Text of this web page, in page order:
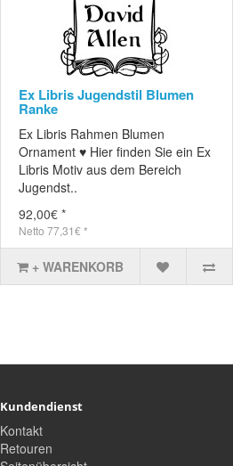
Ex Libris Jugendstil Blumen
Ranke
Ex Libris Rahmen Blumen
Ornament ♥ Hier finden Sie ein Ex
Libris Motiv aus dem Bereich
Jugendst..
92,00€ *
Netto 77,31€ *
+ WARENKORB
Kundendienst
Kontakt
Retouren